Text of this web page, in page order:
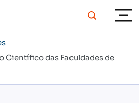
Científico das Faculdades de